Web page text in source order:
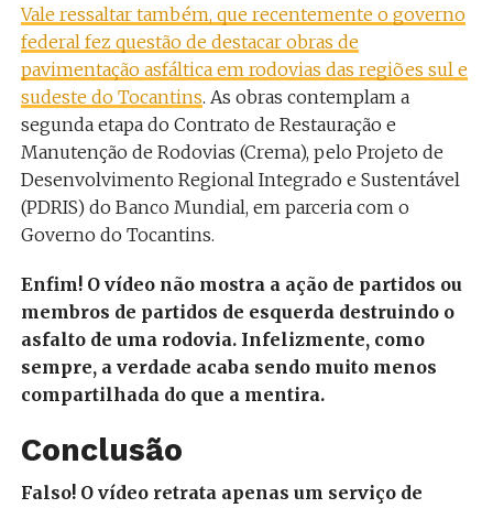
Vale ressaltar também, que recentemente o governo
federal fez questão de destacar obras de
pavimentação asfáltica em rodovias das regiões sul e
sudeste do Tocantins. As obras contemplam a
segunda etapa do Contrato de Restauração e
Manutenção de Rodovias (Crema), pelo Projeto de
Desenvolvimento Regional Integrado e Sustentável
(PDRIS) do Banco Mundial, em parceria com o
Governo do Tocantins.
Enfim! O vídeo não mostra a ação de partidos ou
membros de partidos de esquerda destruindo o
asfalto de uma rodovia. Infelizmente, como
sempre, a verdade acaba sendo muito menos
compartilhada do que a mentira.
Conclusão
Falso! O vídeo retrata apenas um serviço de